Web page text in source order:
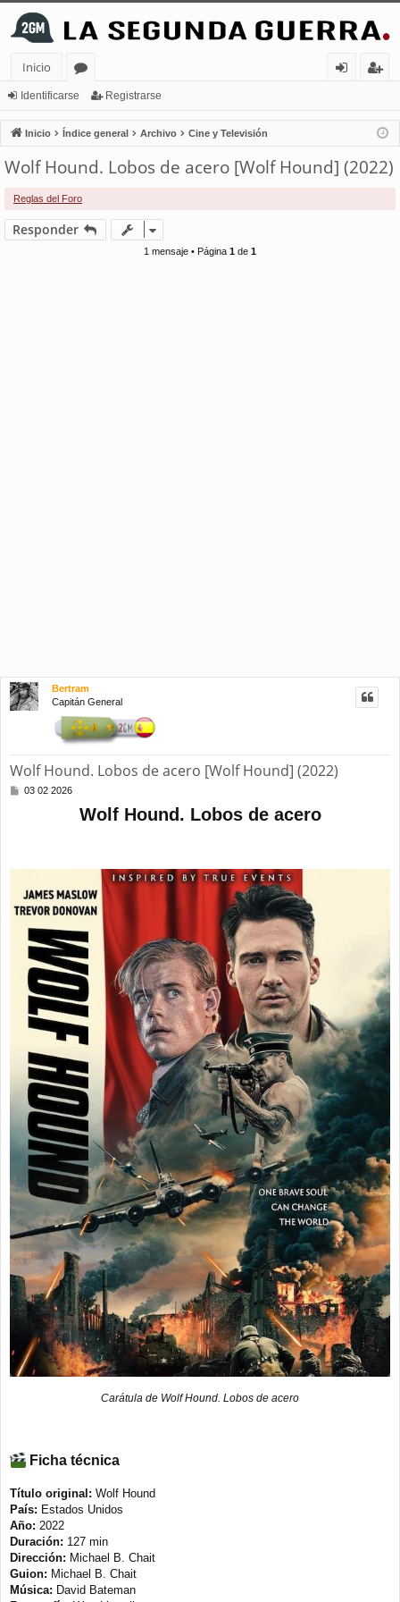
Inicio
or
os
nt
ifi
ca
ist
ra
rs
Identificarse Registrarse
Inicio Índice general Archivo Cine y Televisión
Wolf Hound. Lobos de acero [Wolf Hound] (2022)
Reglas del Foro
Responder
1 mensaje • Página 1 de 1
Bertram
Capitán General
Wolf Hound. Lobos de acero [Wolf Hound] (2022)
M
e
03 02 2026
Wolf Hound. Lobos de acero
Carátula de Wolf Hound. Lobos de acero
Ficha técnica
Título original: Wolf Hound
País: Estados Unidos
Año: 2022
Duración: 127 min
Dirección: Michael B. Chait
Guion: Michael B. Chait
Música: David Bateman